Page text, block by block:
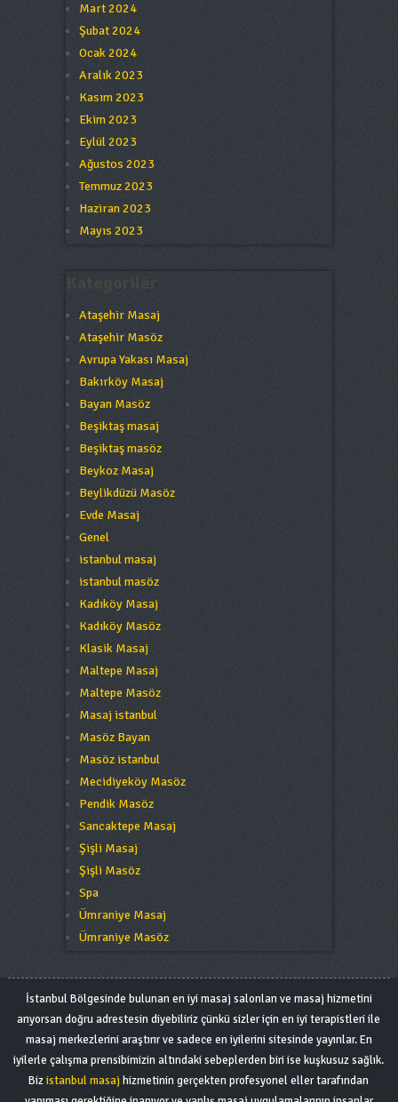
Mart 2024
Şubat 2024
Ocak 2024
Aralık 2023
Kasım 2023
Ekim 2023
Eylül 2023
Ağustos 2023
Temmuz 2023
Haziran 2023
Mayıs 2023
Ataşehir Masaj
Ataşehir Masöz
Avrupa Yakası Masaj
Bakırköy Masaj
Bayan Masöz
Beşiktaş masaj
Beşiktaş masöz
Beykoz Masaj
Beylikdüzü Masöz
Evde Masaj
Genel
istanbul masaj
istanbul masöz
Kadıköy Masaj
Kadıköy Masöz
Klasik Masaj
Maltepe Masaj
Maltepe Masöz
Masaj istanbul
Masöz Bayan
Masöz istanbul
Mecidiyeköy Masöz
Pendik Masöz
Sancaktepe Masaj
Şişli Masaj
Şişli Masöz
Spa
Ümraniye Masaj
Ümraniye Masöz
İstanbul Bölgesinde bulunan en iyi masaj salonları ve masaj hizmetini
arıyorsan doğru adrestesin diyebiliriz çünkü sizler için en iyi terapistleri ile
masaj merkezlerini araştırır ve sadece en iyilerini sitesinde yayınlar. En
iyilerle çalışma prensibimizin altındaki sebeplerden biri ise kuşkusuz sağlık.
Bizistanbul masaj hizmetinin gerçekten profesyonel eller tarafından